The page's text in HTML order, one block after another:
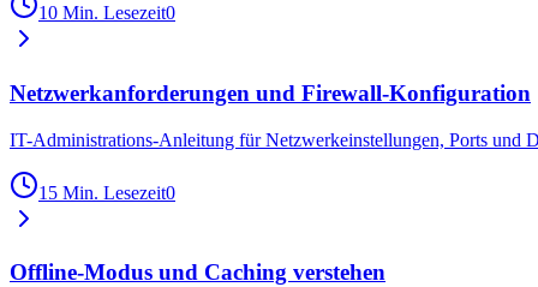
10 Min. Lesezeit0
Netzwerkanforderungen und Firewall-Konfiguration
IT-Administrations-Anleitung für Netzwerkeinstellungen, Ports und
15 Min. Lesezeit0
Offline-Modus und Caching verstehen